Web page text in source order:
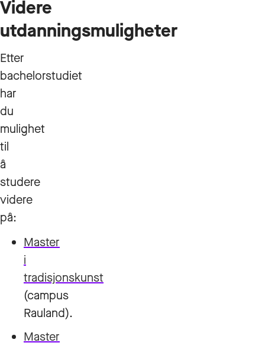
Videre
utdanningsmuligheter
Etter
bachelorstudiet
har
du
mulighet
til
å
studere
videre
på:
Master
i
tradisjonskunst
(campus
Rauland).
Master